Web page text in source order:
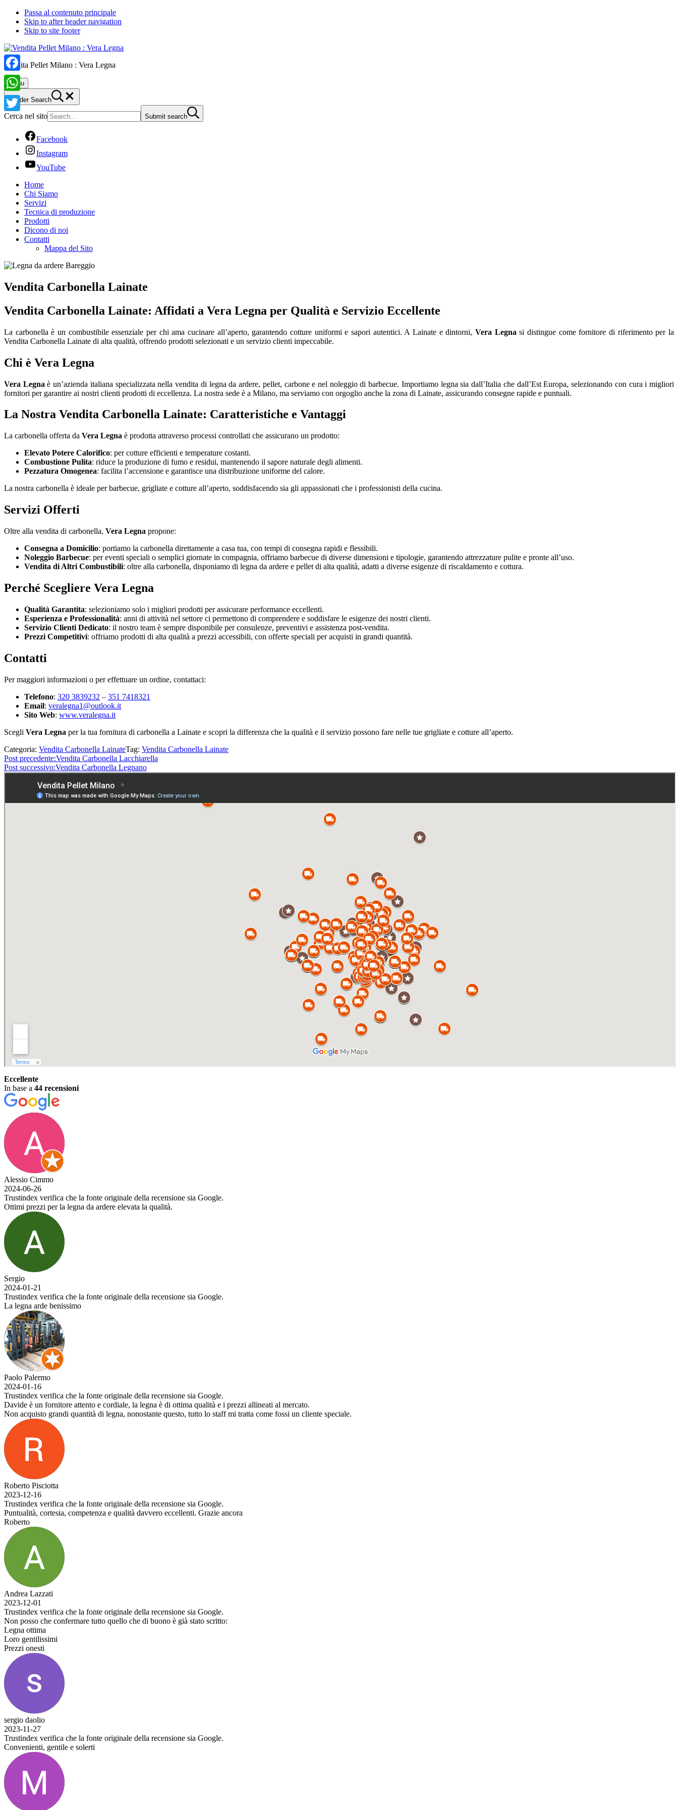
Passa al contenuto principale
Skip to after header navigation
Skip to site footer
Vendita Pellet Milano : Vera Legna
Menu
Header Search
Cerca nel sito Submit search
Facebook
Instagram
YouTube
Home
Chi Siamo
Servizi
Tecnica di produzione
Prodotti
Dicono di noi
Contatti
Mappa del Sito
Vendita Carbonella Lainate
Vendita Carbonella Lainate: Affidati a Vera Legna per Qualità e Servizio Eccellente
La carbonella è un combustibile essenziale per chi ama cucinare all’aperto, garantendo cotture uniformi e sapori autentici. A Lainate e dintorni, Vera Legna si distingue come fornitore di riferimento per la
Vendita Carbonella Lainate di alta qualità, offrendo prodotti selezionati e un servizio clienti impeccabile.
Chi è Vera Legna
Vera Legna è un’azienda italiana specializzata nella vendita di legna da ardere, pellet, carbone e nel noleggio di barbecue. Importiamo legna sia dall’Italia che dall’Est Europa, selezionando con cura i migliori
fornitori per garantire ai nostri clienti prodotti di eccellenza. La nostra sede è a Milano, ma serviamo con orgoglio anche la zona di Lainate, assicurando consegne rapide e puntuali.
La Nostra Vendita Carbonella Lainate: Caratteristiche e Vantaggi
La carbonella offerta da Vera Legna è prodotta attraverso processi controllati che assicurano un prodotto:
Elevato Potere Calorifico: per cotture efficienti e temperature costanti.
Combustione Pulita: riduce la produzione di fumo e residui, mantenendo il sapore naturale degli alimenti.
Pezzatura Omogenea: facilita l’accensione e garantisce una distribuzione uniforme del calore.
La nostra carbonella è ideale per barbecue, grigliate e cotture all’aperto, soddisfacendo sia gli appassionati che i professionisti della cucina.
Servizi Offerti
Oltre alla vendita di carbonella, Vera Legna propone:
Consegna a Domicilio: portiamo la carbonella direttamente a casa tua, con tempi di consegna rapidi e flessibili.
Noleggio Barbecue: per eventi speciali o semplici giornate in compagnia, offriamo barbecue di diverse dimensioni e tipologie, garantendo attrezzature pulite e pronte all’uso.
Vendita di Altri Combustibili: oltre alla carbonella, disponiamo di legna da ardere e pellet di alta qualità, adatti a diverse esigenze di riscaldamento e cottura.
Perché Scegliere Vera Legna
Qualità Garantita: selezioniamo solo i migliori prodotti per assicurare performance eccellenti.
Esperienza e Professionalità: anni di attività nel settore ci permettono di comprendere e soddisfare le esigenze dei nostri clienti.
Servizio Clienti Dedicato: il nostro team è sempre disponibile per consulenze, preventivi e assistenza post-vendita.
Prezzi Competitivi: offriamo prodotti di alta qualità a prezzi accessibili, con offerte speciali per acquisti in grandi quantità.
Contatti
Per maggiori informazioni o per effettuare un ordine, contattaci:
Telefono: 320 3839232 – 351 7418321
Email: veralegna1@outlook.it
Sito Web: www.veralegna.it
Scegli Vera Legna per la tua fornitura di carbonella a Lainate e scopri la differenza che la qualità e il servizio possono fare nelle tue grigliate e cotture all’aperto.
Categoria: Vendita Carbonella LainateTag: Vendita Carbonella Lainate
Post precedente:Vendita Carbonella Lacchiarella
Post successivo:Vendita Carbonella Legnano
Eccellente
In base a 44 recensioni
Alessio Cimmo
2024-06-26
Trustindex verifica che la fonte originale della recensione sia Google.
Ottimi prezzi per la legna da ardere elevata la qualità.
Sergio
2024-01-21
Trustindex verifica che la fonte originale della recensione sia Google.
La legna arde benissimo
Paolo Palermo
2024-01-16
Trustindex verifica che la fonte originale della recensione sia Google.
Davide è un fornitore attento e cordiale, la legna è di ottima qualità e i prezzi allineati al mercato.
Non acquisto grandi quantità di legna, nonostante questo, tutto lo staff mi tratta come fossi un cliente speciale.
Roberto Pisciotta
2023-12-16
Trustindex verifica che la fonte originale della recensione sia Google.
Puntualità, cortesia, competenza e qualità davvero eccellenti. Grazie ancora
Roberto
Andrea Lazzati
2023-12-01
Trustindex verifica che la fonte originale della recensione sia Google.
Non posso che confermare tutto quello che di buono è già stato scritto:
Legna ottima
Loro gentilissimi
Prezzi onesti
sergio daolio
2023-11-27
Trustindex verifica che la fonte originale della recensione sia Google.
Convenienti, gentile e solerti
Facebook
WhatsApp
Twitter